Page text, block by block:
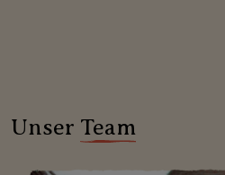
Unser Team